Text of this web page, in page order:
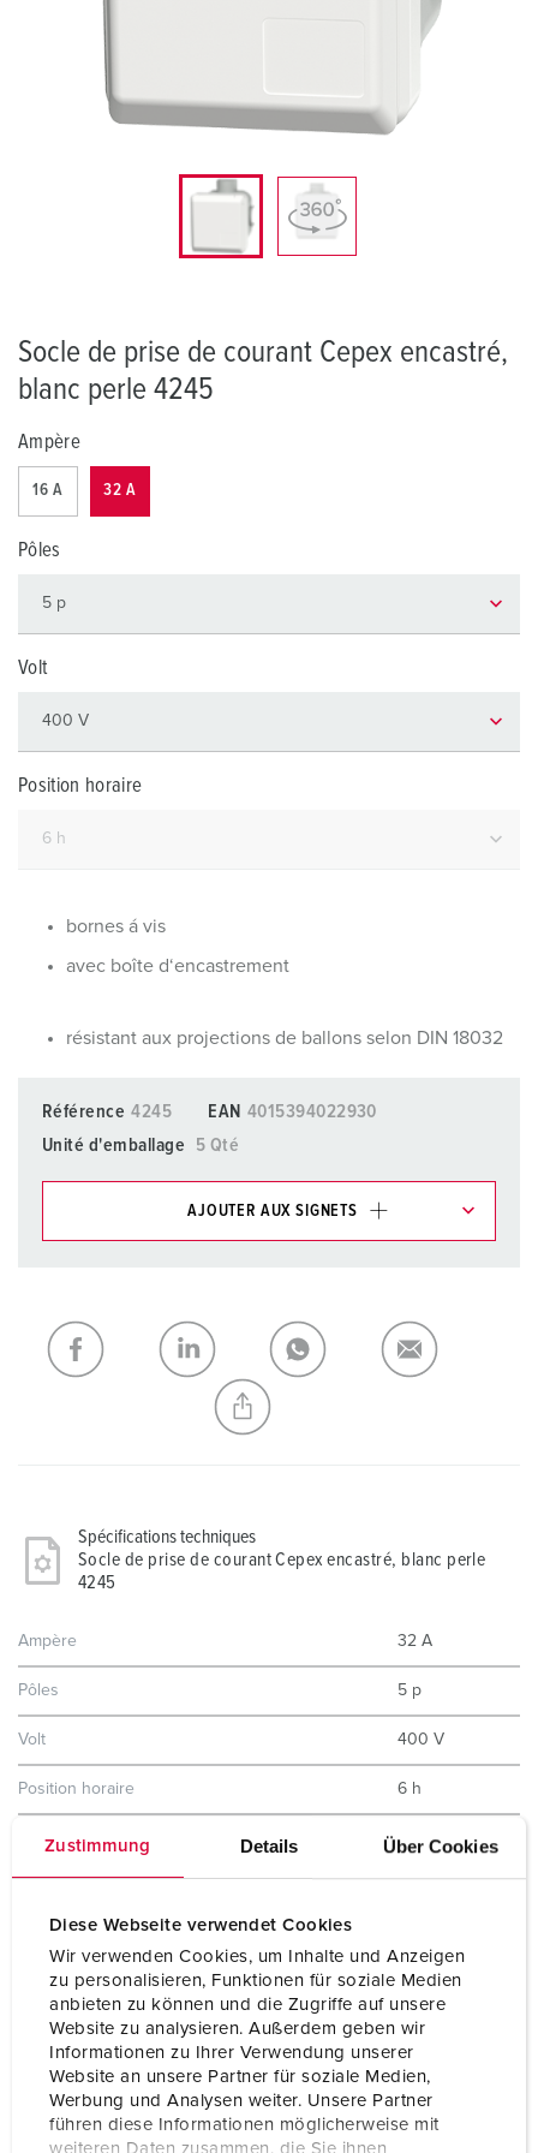
Zustimmung Details Über Cookies
Diese Webseite verwendet Cookies
Wir verwenden Cookies, um Inhalte und Anzeigen
zu personalisieren, Funktionen für soziale Medien
anbieten zu können und die Zugriffe auf unsere
Website zu analysieren. Außerdem geben wir
Informationen zu Ihrer Verwendung unserer
Website an unsere Partner für soziale Medien,
Werbung und Analysen weiter. Unsere Partner
führen diese Informationen möglicherweise mit
weiteren Daten zusammen, die Sie ihnen
Socle de prise de courant Cepex encastré,
blanc perle 4245
Ampère
16 A 32 A
Pôles
Volt
Position horaire
bornes á vis
avec boîte d‘encastrement
résistant aux projections de ballons selon DIN 18032
Référence 4245 EAN 4015394022930
Unité d'emballage
5 Qté
AJOUTER AUX SIGNETS
Ma liste AJOUTER
CRÉER UNE NOUVELLE LISTE
Spécifications techniques
Socle de prise de courant Cepex encastré, blanc perle
4245
Ampère 32 A
Pôles 5 p
Volt 400 V
Position horaire 6 h
Hertz 50-60 Hz
Poids 345 g
Certification de conformité EAC